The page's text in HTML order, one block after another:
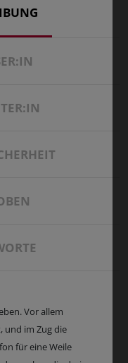
Vor allem
und im Zug die
für eine Weile